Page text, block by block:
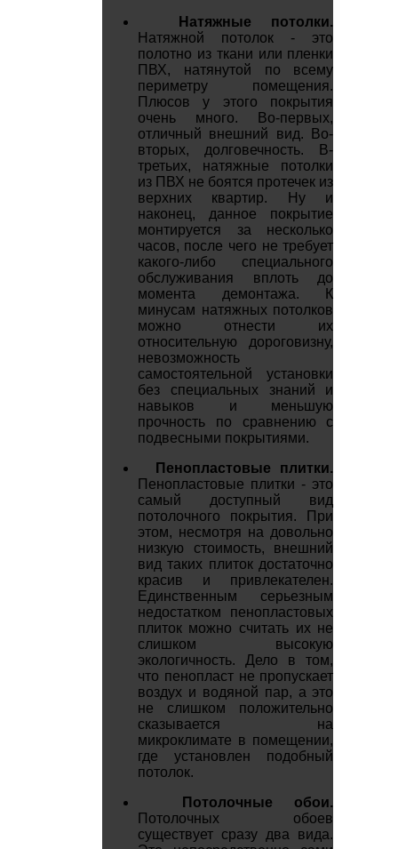
Натяжные потолки.
Натяжной потолок - это
полотно из ткани или пленки
ПВХ, натянутой по всему
периметру помещения.
Плюсов у этого покрытия
очень много. Во-первых,
отличный внешний вид. Во-
вторых, долговечность. В-
третьих, натяжные потолки
из ПВХ не боятся протечек из
верхних квартир. Ну и
наконец, данное покрытие
монтируется за несколько
часов, после чего не требует
какого-либо специального
обслуживания вплоть до
момента демонтажа. К
минусам натяжных потолков
можно отнести их
относительную дороговизну,
невозможность
самостоятельной установки
без специальных знаний и
навыков и меньшую
прочность по сравнению с
подвесными покрытиями.
Пенопластовые плитки.
Пенопластовые плитки - это
самый доступный вид
потолочного покрытия. При
этом, несмотря на довольно
низкую стоимость, внешний
вид таких плиток достаточно
красив и привлекателен.
Единственным серьезным
недостатком пенопластовых
плиток можно считать их не
слишком высокую
экологичность. Дело в том,
что пенопласт не пропускает
воздух и водяной пар, а это
не слишком положительно
сказывается на
микроклимате в помещении,
где установлен подобный
потолок.
Потолочные обои.
Потолочных обоев
существует сразу два вида.